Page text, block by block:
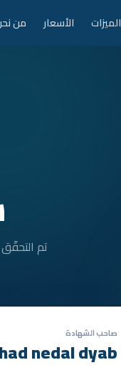
الميزات الأسعار من
تم
صاحب الشهادة
nedal dyab